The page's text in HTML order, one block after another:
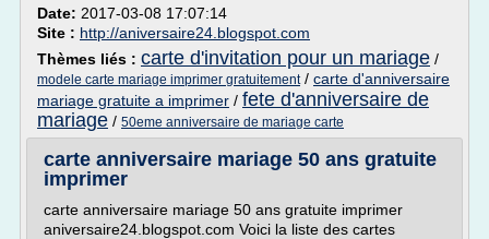
Date: 2017-03-08 17:07:14
Site : http://aniversaire24.blogspot.com
Thèmes liés : carte d'invitation pour un mariage /
modele carte mariage imprimer gratuitement/ carte d'anniversaire
mariage gratuite a imprimer / fete d'anniversaire de
mariage / 50eme anniversaire de mariage carte
carte anniversaire mariage 50 ans gratuite
imprimer
carte anniversaire mariage 50 ans gratuite imprimer
aniversaire24.blogspot.com Voici la liste des cartes